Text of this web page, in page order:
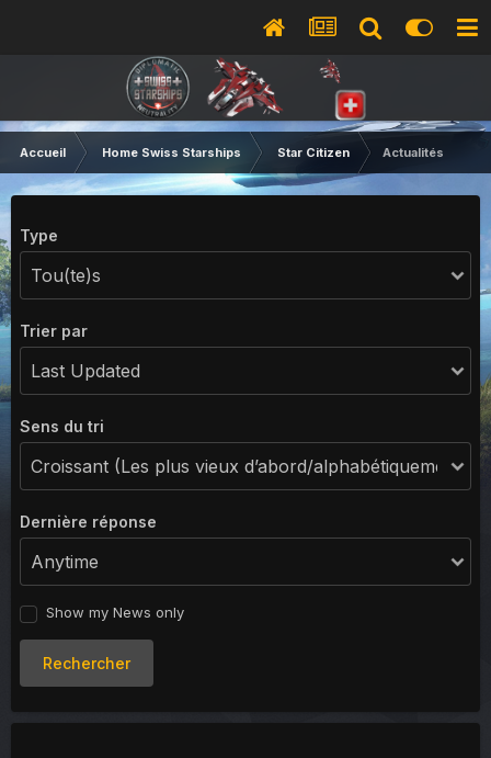
Accueil Home Swiss Starships Star Citizen Actualités
Type
Trier par
Sens du tri
Dernière réponse
Show my News only
Rechercher